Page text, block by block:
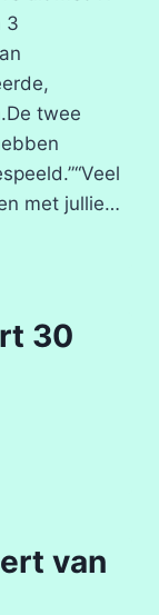
3
twee
met jullie…
30
van